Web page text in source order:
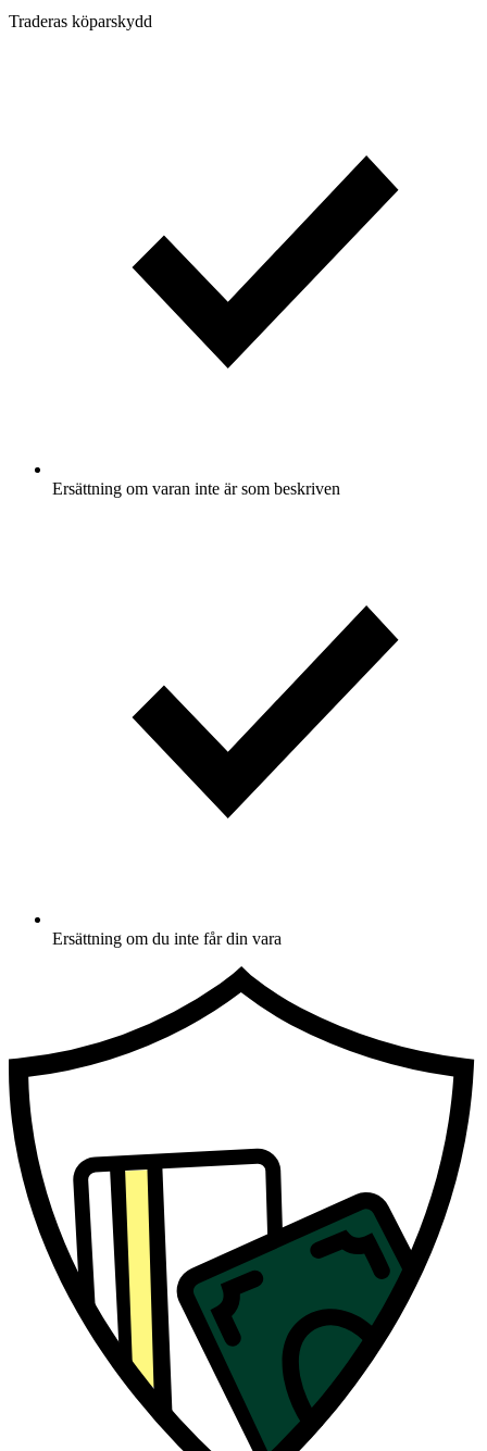
Traderas köparskydd
Ersättning om varan inte är som beskriven
Ersättning om du inte får din vara